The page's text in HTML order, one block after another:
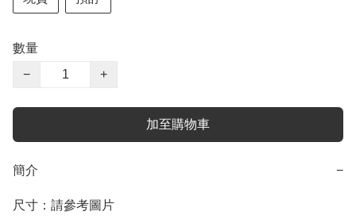
數量
−
+
加至購物車
簡介 −
尺寸：請參考圖片